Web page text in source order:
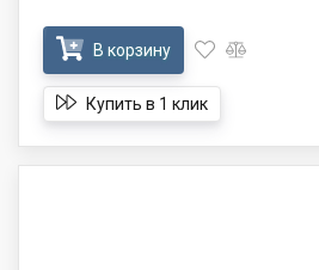
В корзину
Купить в 1 клик